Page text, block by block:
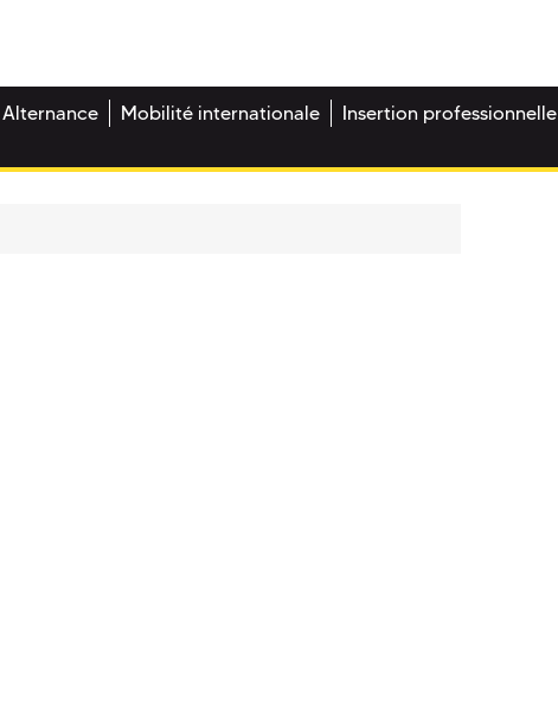
Alternance Mobilité internationale
Insertion professionnelle